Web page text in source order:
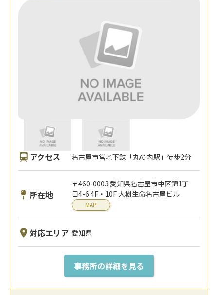
アクセス 名古屋市営地下鉄「丸の内駅」徒歩2分
所在地
〒460-0003 愛知県名古屋市中区錦1丁
目4-6 4F・10F 大樹生命名古屋ビル
MAP
対応エリア 愛知県
事務所の詳細を見る